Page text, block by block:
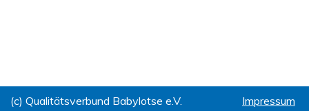
(c) Qualitätsverbund Babylotse e.V. Impressum